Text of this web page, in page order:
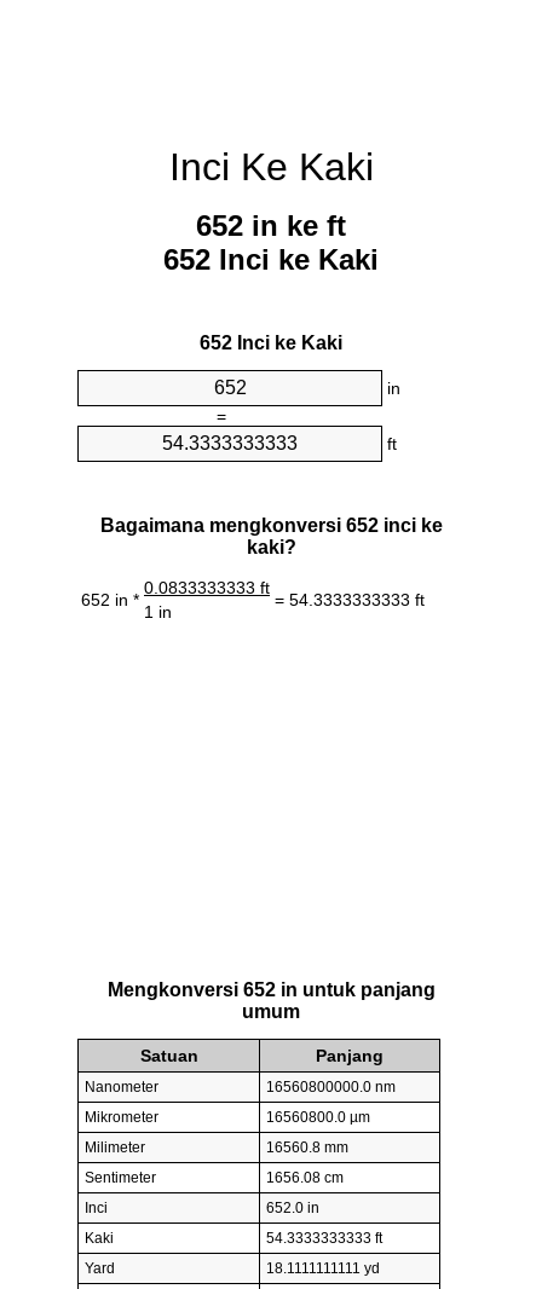
Inci Ke Kaki
652 in ke ft
652 Inci ke Kaki
652 Inci ke Kaki
in
=
ft
Bagaimana mengkonversi 652 inci ke
kaki?
652 in *
0.0833333333 ft
= 54.3333333333 ft
1 in
Mengkonversi 652 in untuk panjang
umum
Satuan Panjang
Nanometer
16560800000.0 nm
Mikrometer
16560800.0 µm
Milimeter
16560.8 mm
Sentimeter
1656.08 cm
Inci
652.0 in
Kaki
54.3333333333 ft
Yard
18.1111111111 yd